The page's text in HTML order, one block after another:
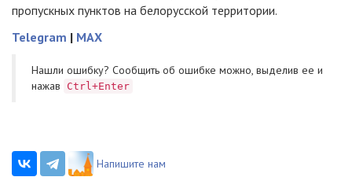
пропускных пунктов на белорусской территории.
Telegram | MAX
Нашли ошибку? Cообщить об ошибке можно, выделив ее и
нажав
Ctrl+Enter
Напишите нам